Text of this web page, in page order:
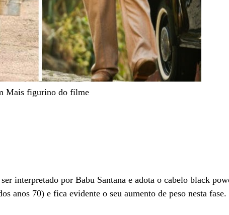
Mais figurino do filme
interpretado por Babu Santana e adota o cabelo black
anos 70) e fica evidente o seu aumento de peso nesta fase.